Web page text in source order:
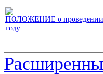
ПОЛОЖЕНИЕ о проведении
году